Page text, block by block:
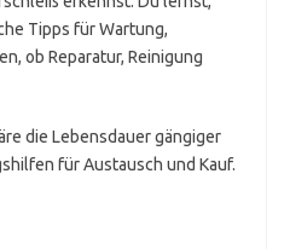
Tipps für Wartung,
ob Reparatur, Reinigung
die Lebensdauer gängiger
für Austausch und Kauf.